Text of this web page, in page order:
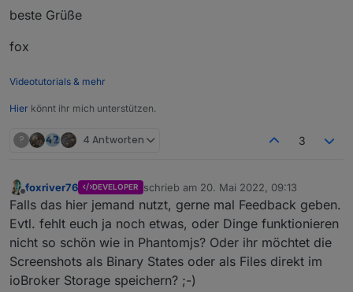
beste Grüße
fox
Videotutorials & mehr
Hier könnt ihr mich unterstützen.
? 4 Antworten 3
Offline
foxriver76 DEVELOPER schrieb am 20. Mai 2022, 09:13
zuletzt editiert von
Falls das hier jemand nutzt, gerne mal Feedback geben.
Evtl. fehlt euch ja noch etwas, oder Dinge funktionieren
nicht so schön wie in Phantomjs? Oder ihr möchtet die
Screenshots als Binary States oder als Files direkt im
ioBroker Storage speichern? ;-)